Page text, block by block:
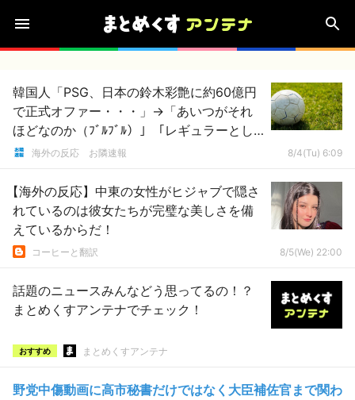
韓国人「PSG、日本の鈴木彩艶に約60億円
で正式オファー・・・」→「あいつがそれ
ほどなのか（ﾌﾞﾙﾌﾞﾙ）」「レギュラーとし
て出れるとは思わないけど、それでもやっ
海外の反応 お隣速報 8/4(Tu) 6:09
【海外の反応】中東の女性がヒジャブで隠さ
れているのは彼女たちが完璧な美しさを備
えているからだ！
コーヒーと翻訳 8/5(We) 22:00
話題のニュースみんなどう思ってるの！？
まとめくすアンテナでチェック！
おすすめ まとめくすアンテナ
野党中傷動画に高市秘書だけではなく大臣補佐官まで関わ